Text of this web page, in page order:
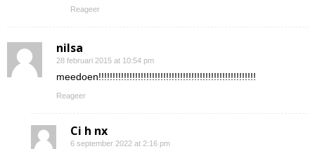
Reageer
nilsa
28 februari 2015 at 10:54 pm
meedoen!!!!!!!!!!!!!!!!!!!!!!!!!!!!!!!!!!!!!!!!!!!!!!!!!!!!!!!!
Reageer
Ci h nx
6 september 2022 at 2:16 pm